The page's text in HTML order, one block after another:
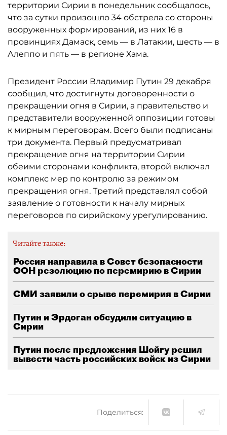
территории Сирии в понедельник сообщалось,
что за сутки произошло 34 обстрела со стороны
вооруженных формирований, из них 16 в
провинциях Дамаск, семь — в Латакии, шесть — в
Алеппо и пять — в регионе Хама.
Президент России Владимир Путин 29 декабря
сообщил, что достигнуты договоренности о
прекращении огня в Сирии, а правительство и
представители вооруженной оппозиции готовы
к мирным переговорам. Всего были подписаны
три документа. Первый предусматривал
прекращение огня на территории Сирии
обеими сторонами конфликта, второй включал
комплекс мер по контролю за режимом
прекращения огня. Третий представлял собой
заявление о готовности к началу мирных
переговоров по сирийскому урегулированию.
Читайте также:
Россия направила в Совет безопасности
ООН резолюцию по перемирию в Сирии
СМИ заявили о срыве перемирия в Сирии
Путин и Эрдоган обсудили ситуацию в
Сирии
Путин после предложения Шойгу решил
вывести часть российских войск из Сирии
Поделиться: